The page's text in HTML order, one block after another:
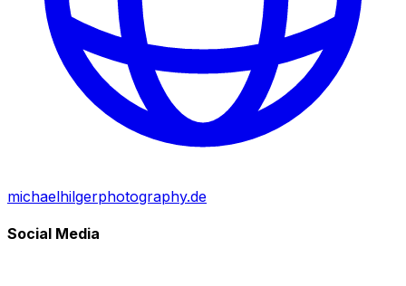
michaelhilgerphotography.de
Social Media